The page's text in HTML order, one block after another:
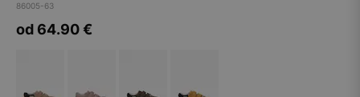
86005-63
od 64.90€